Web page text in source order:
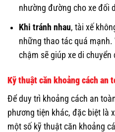
nhường đường cho xe đối
Khi tránh nhau, tài xế
những thao tác quá
chậm sẽ giúp xe di
Kỹ thuật căn khoảng cách an
Để duy trì khoảng cách an
phương tiện khác, đặc biệt là
một số kỹ thuật căn khoảng